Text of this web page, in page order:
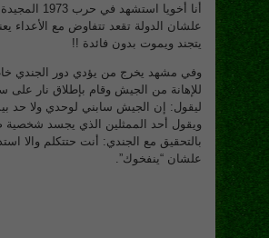
أنا أخويا استشهد
علشان الدولة تقعد تتفاوض مع الأعداء
يتجند ويموت بدون فائدة !!
وفي مشهد يخرج من يؤدي دور الجندي
للإهانة من الجيش وقام بإطلاق نار على
ليقول: إن الجيش سابني لوحدي ولا حد
ويقول أحد الممثلين الذي يجسد
بالتحقيق مع الجندي: أنت حتتكلم والا
علشان “ينفخوك”.